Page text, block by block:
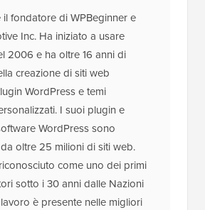
il fondatore di WPBeginner e
Inc. Ha iniziato a usare
2006 e ha oltre 16 anni di
creazione di siti web
WordPress e temi
I suoi plugin e
WordPress sono
oltre 25 milioni di siti web.
come uno dei primi
sotto i 30 anni dalle Nazioni
è presente nelle migliori